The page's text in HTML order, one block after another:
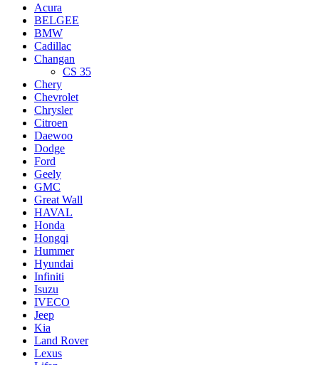
Acura
BELGEE
BMW
Cadillac
Changan
CS 35
Chery
Chevrolet
Chrysler
Citroen
Daewoo
Dodge
Ford
Geely
GMC
Great Wall
HAVAL
Honda
Hongqi
Hummer
Hyundai
Infiniti
Isuzu
IVECO
Jeep
Kia
Land Rover
Lexus